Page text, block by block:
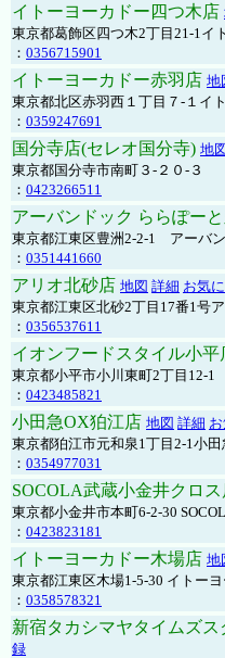
イトーヨーカドー四つ木店
東京都葛飾区四つ木2丁目21-1イ
： 0356715901
イトーヨーカドー赤羽店 地
東京都北区赤羽西１丁目７-１イ
： 0359247691
国分寺店(セレオ国分寺) 地図
東京都国分寺市南町３-２０-３
： 0423266511
アーバンドック ららぽー
東京都江東区豊洲2-2-1 アーバ
： 0351441660
アリオ北砂店 地図 詳細 お気
東京都江東区北砂2丁目17番1号
： 0356537611
イオンフードスタイル小平
東京都小平市小川東町2丁目12-
： 0423485821
小田急OX狛江店 地図 詳細
東京都狛江市元和泉1丁目2-1小
： 0354977031
SOCOLA武蔵小金井クロス
東京都小金井市本町6-2-30
： 0423823181
イトーヨーカドー木場店 地
東京都江東区木場1-5-30 イトー
： 0358578321
新宿タカシマヤタイムズス
録